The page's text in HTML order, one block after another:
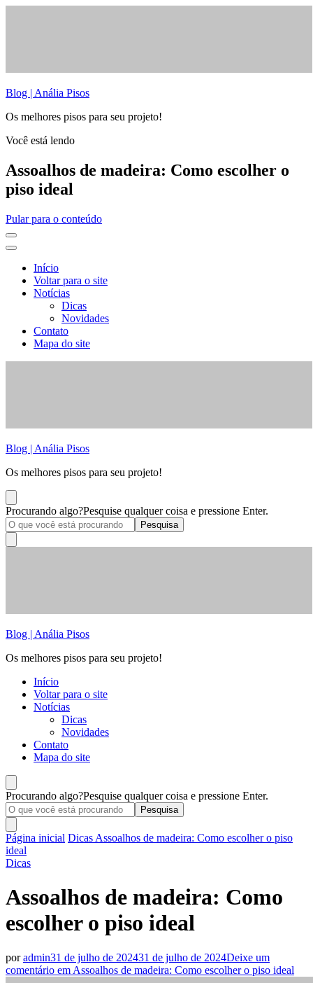
Blog | Anália Pisos
Os melhores pisos para seu projeto!
Você está lendo
Assoalhos de madeira: Como escolher o
piso ideal
Pular para o conteúdo
Início
Voltar para o site
Notícias
Dicas
Novidades
Contato
Mapa do site
Blog | Anália Pisos
Os melhores pisos para seu projeto!
Procurando algo?Pesquise qualquer coisa e pressione Enter.
Blog | Anália Pisos
Os melhores pisos para seu projeto!
Início
Voltar para o site
Notícias
Dicas
Novidades
Contato
Mapa do site
Procurando algo?Pesquise qualquer coisa e pressione Enter.
Página inicial Dicas Assoalhos de madeira: Como escolher o piso
ideal
Dicas
Assoalhos de madeira: Como
escolher o piso ideal
poradmin31 de julho de 202431 de julho de 2024Deixe um
comentário em Assoalhos de madeira: Como escolher o piso ideal